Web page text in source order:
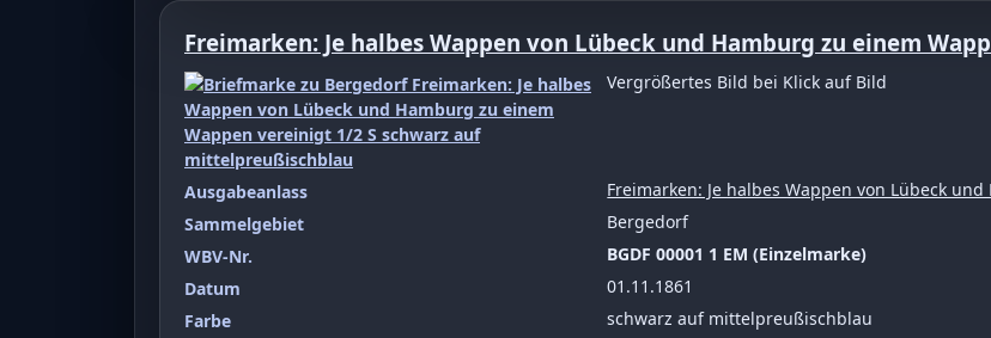
Freimarken: Je halbes Wappen von Lübeck und Hamburg zu einem
Vergrößertes Bild bei Klick auf Bild
Ausgabeanlass
Freimarken: Je halbes Wappen von Lübeck
Sammelgebiet
Bergedorf
WBV-Nr.
BGDF 00001 1 EM (Einzelmarke)
Datum
01.11.1861
Farbe
schwarz auf mittelpreußischblau